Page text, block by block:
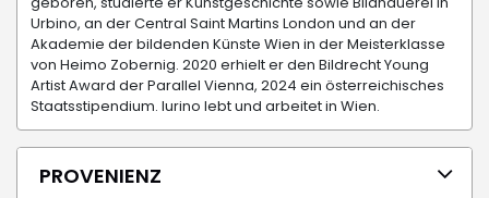
Urbino, an der Central Saint Martins London und an der
Akademie der bildenden Künste Wien in der Meisterklasse
von Heimo Zobernig. 2020 erhielt er den Bildrecht Young
Artist Award der Parallel Vienna, 2024 ein österreichisches
Staatsstipendium. Iurino lebt und arbeitet in Wien.
PROVENIENZ